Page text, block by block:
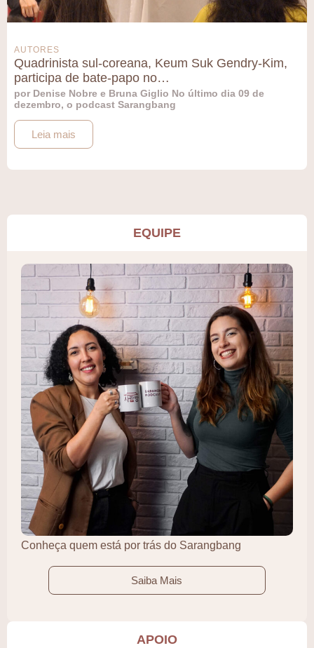
AUTORES
Quadrinista sul-coreana, Keum Suk Gendry-Kim,
participa de bate-papo no…
por Denise Nobre e Bruna Giglio No último dia 09 de
dezembro, o podcast Sarangbang
Leia mais
EQUIPE
Conheça quem está por trás do Sarangbang
Saiba Mais
APOIO